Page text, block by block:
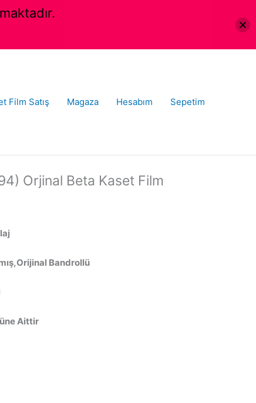
Film Satış Magaza Hesabım Sepetim
Orjinal Beta Kaset Film
Bandrollü
Aittir